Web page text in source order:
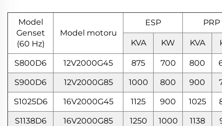
Model
Genset
(60 Hz)
Model motoru
ESP PRP
KVA KW KVA
S800D6 12V2000G45 875 700 800
S900D6 12V2000G85 1000 800 900
S1025D6 16V2000G45 1125 900 1025
S1138D6 16V2000G85 1250 1000 1138